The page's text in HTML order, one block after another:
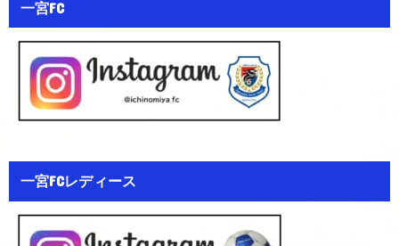
一宮FC
一宮FCレディース